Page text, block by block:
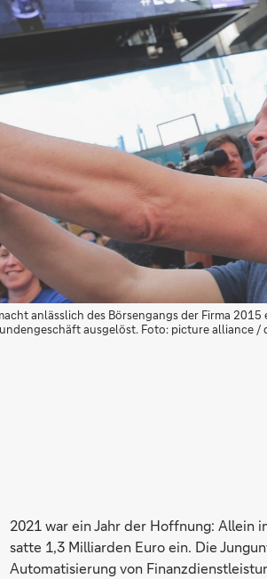
anlässlich des Börsengangs der Firma
ausgelöst. Foto: picture alliance /
2021 war ein Jahr der Hoffnung: Allein
satte 1,3 Milliarden Euro ein. Die
Automatisierung von